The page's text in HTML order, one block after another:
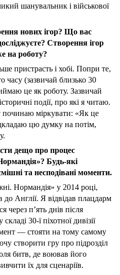
шанувальник і військової
нових ігор? Що вас
Створення ігор
на роботу?
пристрасть і хобі. Попри те,
часу (зазвичай близько 30
це як роботу. Зазвичай
події, про які я читаю.
починаю міркувати: «Як це
цю думку на потім,
дещо про процес
Будь-які
та несподівані моменти.
Нормандія» у 2014 році,
до Англії. Я відвідав плацдарм
через п’ять днів після
30-ї піхотної дивізії
— стояти на тому самому
створити гру про підрозділ
битв, де воював його
їх для сценаріїв.